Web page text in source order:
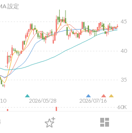
dashboard
登入
2026/05/28 2026/07/16
35
40
45
60K
設定